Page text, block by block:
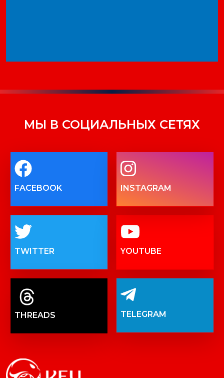
МЫ В СОЦИАЛЬНЫХ СЕТЯХ
FACEBOOK INSTAGRAM
TWITTER YOUTUBE
THREADS TELEGRAM